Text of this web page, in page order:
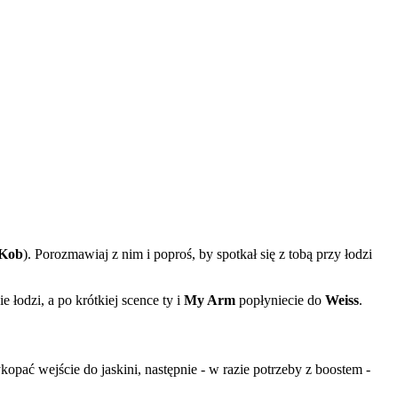
). Porozmawiaj z nim i poproś, by spotkał się z tobą przy łodzi
łodzi, a po krótkiej scence ty i My Arm popłyniecie do Weiss.
wejście do jaskini, następnie - w razie potrzeby z boostem -